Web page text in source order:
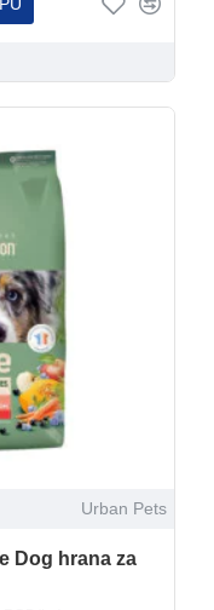
Urban Pets
Dog hrana za